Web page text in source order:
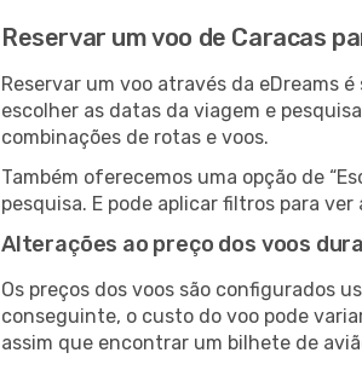
Reservar um voo de Caracas
Reservar um voo através da eDreams
escolher as datas da viagem e
combinações de rotas e voos.
Também oferecemos uma opção de
pesquisa. E pode aplicar filtros para
Alterações ao preço dos voos
Os preços dos voos são configurados
conseguinte, o custo do voo pode
assim que encontrar um bilhete de